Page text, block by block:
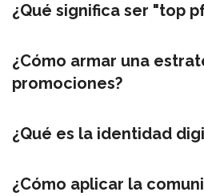
¿Qué significa ser "top
¿Cómo armar una
promociones?
¿Qué es la identidad
¿Cómo aplicar la